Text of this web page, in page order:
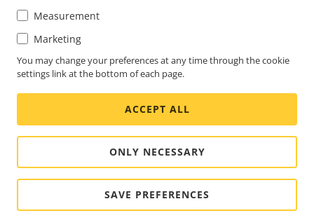
Life at Axis
Engineering at Axis
Assine nosso boletim informativo
Assine os emails de notificação de segurança da Axis
BRASIL / PORTUGUÊS SALA DE IMPRENSA
Social
Media
Menu
Facebook
Linkedin
Youtube
X
(Twitter)
Instagram
Cookie settings Informações legais
© 2026 Axis Communications AB. Todos os direitos
Measurement
Marketing
You may change your preferences at any time through the cookie
settings link at the bottom of each page.
ACCEPT ALL
ONLY NECESSARY
SAVE PREFERENCES